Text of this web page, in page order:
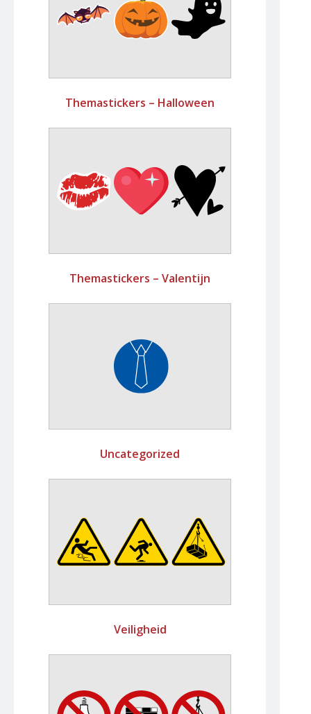
Themastickers – Halloween
Themastickers – Valentijn
Uncategorized
Veiligheid